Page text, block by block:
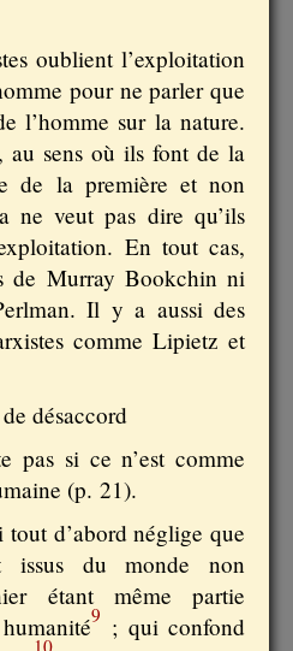
oublient l’exploitation
pour ne parler que
l’homme sur la nature.
au sens où ils font de la
de la première et non
ne veut pas dire qu’ils
En tout cas,
de Murray Bookchin ni
Il y a aussi des
comme Lipietz et
désaccord
pas si ce n’est comme
(p. 21).
d’abord néglige que
issus du monde non
étant même partie
9 ; qui confond
10